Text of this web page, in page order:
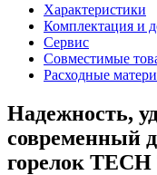
Характеристики
Комплектация и
Сервис
Совместимые
Расходные
Надежность,
современный
горелок